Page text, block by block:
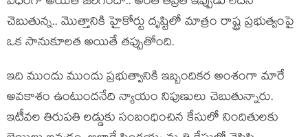
చెబుతున్న.. మొత్తానికి హైకోర్టు దృష్టిలో మాత్రం రాష్ట్ర ప్రభుత్వంపై
ఒక సానుకూలత అయితే తప్పుతోంది.
ఇది ముందు ముందు ప్రభుత్వానికి ఇబ్బందికర అంశంగా మారే
అవకాశం ఉంటుందనేది న్యాయం నిపుణులు చెబుతున్నారు.
ఇటీవల తిరుపతి లడ్డుకు సంబంధించిన కేసులో నిందితులకు